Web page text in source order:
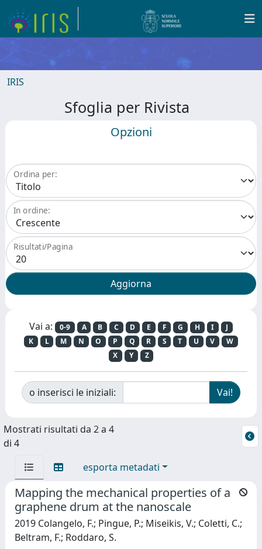
IRIS
Sfoglia per Rivista
Opzioni
Ordina per:
In ordine:
Risultati/Pagina
Vai a: 0-9 A B C D E F G H I
J
K
L M N O P Q R S T U V
W
X
Y Z
o inserisci le iniziali:
Mostrati risultati da 2 a 4
di 4
esporta metadati
Mapping the mechanical properties of a
graphene drum at the nanoscale
2019 Colangelo, F.; Pingue, P.; Miseikis, V.; Coletti, C.;
Beltram, F.; Roddaro, S.